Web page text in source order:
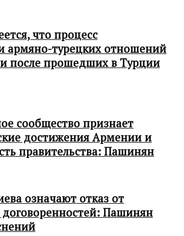
что процесс
армяно-турецких отношений
после прошедших в Турции
сообщество признает
достижения Армении и
правительства: Пашинян
означают отказ от
договоренностей: Пашинян